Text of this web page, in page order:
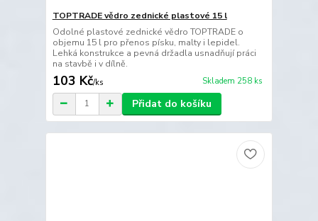
TOPTRADE vědro zednické plastové 15 l
Odolné plastové zednické vědro TOPTRADE o
objemu 15 l pro přenos písku, malty i lepidel.
Lehká konstrukce a pevná držadla usnadňují práci
na stavbě i v dílně.
103 Kč/ks Skladem 258 ks
Přidat do košíku